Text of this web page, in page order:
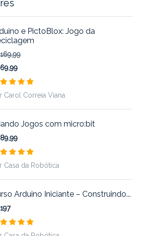
e PictoBlox: Jogo da
Carol Correia Viana
Jogos com micro:bit
Casa da Robótica
Arduino Iniciante – Construindo...